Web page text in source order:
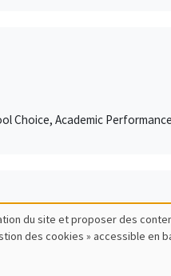
Choice, Academic
du site et proposer des
des cookies » accessible en